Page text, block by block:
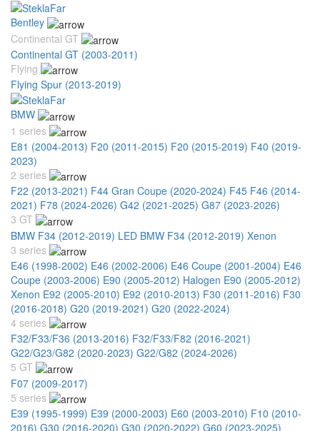
Bentley
Continental GT
Continental GT (2003-2011)
Flying
Flying Spur (2013-2019)
BMW
1 series
E81 (2004-2013) F20 (2011-2015) F20 (2015-2019) F40 (2019-
2023)
2 series
F22 (2013-2021) F44 Gran Coupe (2020-2024) F45 F46 (2014-
2021) F78 (2024-2026) G42 (2021-2025) G87 (2023-2026)
3 GT
BMW F34 (2012-2019) LED BMW F34 (2012-2019) Xenon
3 series
E46 (1998-2002) E46 (2002-2006) E46 Coupe (2001-2004) E46
Coupe (2003-2006) E90 (2005-2012) Halogen E90 (2005-2012)
Xenon E92 (2005-2010) E92 (2010-2013) F30 (2011-2016) F30
(2016-2018) G20 (2019-2021) G20 (2022-2024)
4 series
F32/F33/F36 (2013-2016) F32/F33/F82 (2016-2021)
G22/G23/G82 (2020-2023) G22/G82 (2024-2026)
5 GT
F07 (2009-2017)
5 series
E39 (1995-1999) E39 (2000-2003) E60 (2003-2010) F10 (2010-
2016) G30 (2016-2020) G30 (2020-2022) G60 (2023-2025)